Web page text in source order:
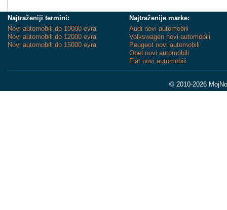
Najtraženiji termini:
Novi automobili do 10000 evra
Novi automobili do 12000 evra
Novi automobili do 15000 evra
Najtraženije marke:
Audi novi automobili
Volkswagen novi automobili
Peugeot novi automobili
Opel novi automobili
Fiat novi automobili
© 2010-2026